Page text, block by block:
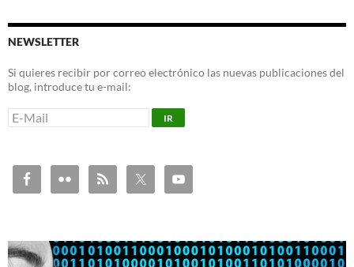
NEWSLETTER
Si quieres recibir por correo electrónico las nuevas publicaciones del
blog, introduce tu e-mail: